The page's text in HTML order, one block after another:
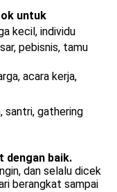
untuk
kecil, individu
pebisnis, tamu
acara kerja,
santri, gathering
dengan baik.
dan selalu dicek
berangkat sampai